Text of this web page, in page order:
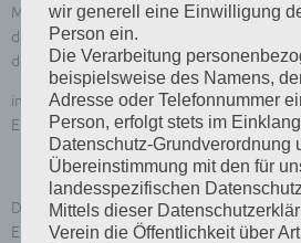
Mit Zustimmung des Gesamtvorstandes
der VZE auch Persönlichkeiten des
der VZE
in herausragender Weise unterstützen,
Ehrenmitglieder sind vom
Antrag
Der Antrag auf eine der vorstehend
Ehrungen ist schriftlich zu stellen, im
wir generell eine Einwilligung
Person ein.
Die Verarbeitung
beispielsweise des Namens,
Adresse oder Telefonnummer
Person, erfolgt stets im
Datenschutz-Grundverordnung
Übereinstimmung mit den für
landesspezifischen
Mittels dieser
Verein die Öffentlichkeit über